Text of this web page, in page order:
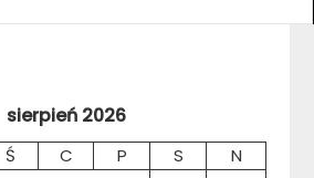
sierpień 2026
Ś C P S
N